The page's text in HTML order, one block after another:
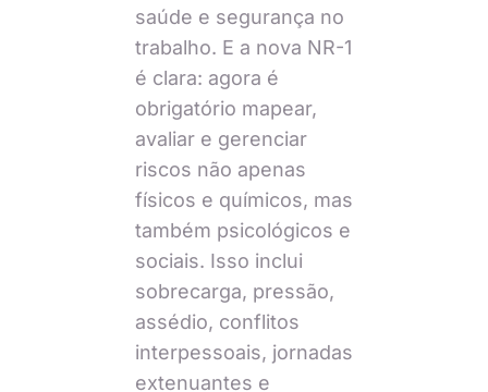
saúde e segurança no
trabalho. E a nova NR-1
é clara: agora é
obrigatório mapear,
avaliar e gerenciar
riscos não apenas
físicos e químicos, mas
também psicológicos e
sociais. Isso inclui
sobrecarga, pressão,
assédio, conflitos
interpessoais, jornadas
extenuantes e